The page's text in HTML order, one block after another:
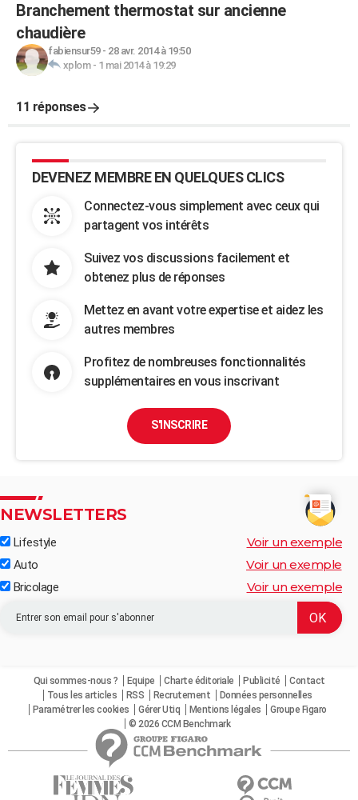
Branchement thermostat sur ancienne
chaudière
fabiensur59- 28 avr. 2014 à 19:50
xplom- 1 mai 2014 à 19:29
11 réponses
DEVENEZ MEMBRE EN QUELQUES CLICS
Connectez-vous simplement avec ceux qui
partagent vos intérêts
Suivez vos discussions facilement et
obtenez plus de réponses
Mettez en avant votre expertise et aidez les
autres membres
Profitez de nombreuses fonctionnalités
supplémentaires en vous inscrivant
S'INSCRIRE
NEWSLETTERS
Lifestyle Voir un exemple
Auto Voir un exemple
Bricolage Voir un exemple
Qui sommes-nous ? Equipe Charte éditoriale Publicité
Contact
Tous les articles
RSS Recrutement
Données personnelles
Paramétrer les cookies
Gérer Utiq Mentions légales
Groupe Figaro
© 2026 CCM Benchmark